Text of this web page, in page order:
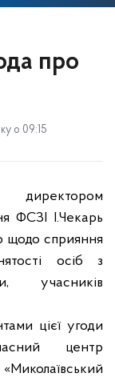
про
о 09:15
ФСЗІ І.Чекарь
щодо сприяння
осіб з
учасників
цієї угоди
центр